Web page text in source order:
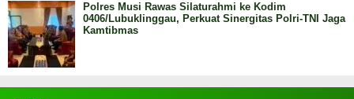
Polres Musi Rawas Silaturahmi ke Kodim
0406/Lubuklinggau, Perkuat Sinergitas Polri-TNI Jaga
Kamtibmas